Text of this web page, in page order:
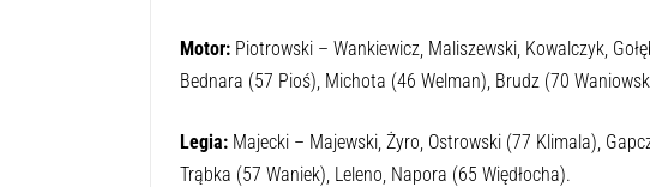
Motor:Piotrowski – Wankiewicz, Maliszewski, Kowalczyk,
Bednara (57 Pioś), Michota (46 Welman), Brudz (70
Legia:Majecki – Majewski, Żyro, Ostrowski (77 Klimala),
Trąbka (57 Waniek), Leleno, Napora (65 Więdłocha).